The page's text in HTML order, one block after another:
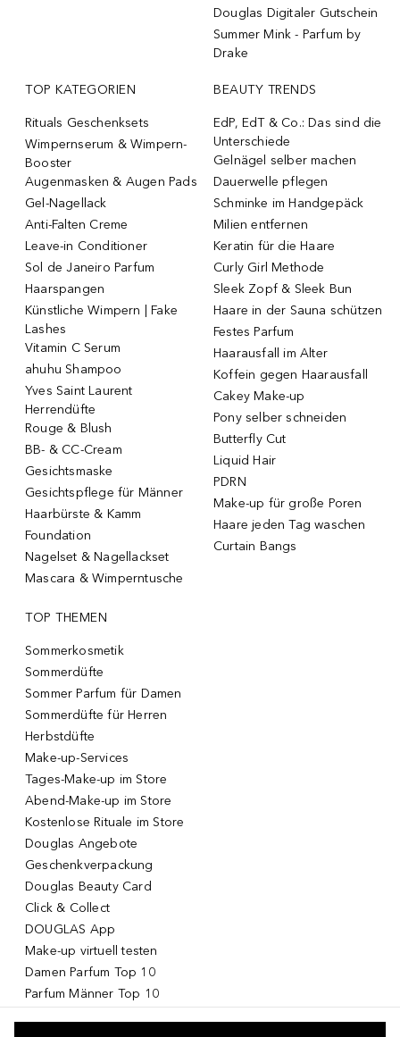
Douglas Digitaler Gutschein
Summer Mink - Parfum by
Drake
TOP KATEGORIEN
Rituals Geschenksets
Wimpernserum & Wimpern-
Booster
Augenmasken & Augen Pads
Gel-Nagellack
Anti-Falten Creme
Leave-in Conditioner
Sol de Janeiro Parfum
Haarspangen
Künstliche Wimpern | Fake
Lashes
Vitamin C Serum
ahuhu Shampoo
Yves Saint Laurent
Herrendüfte
Rouge & Blush
BB- & CC-Cream
Gesichtsmaske
Gesichtspflege für Männer
Haarbürste & Kamm
Foundation
Nagelset & Nagellackset
Mascara & Wimperntusche
BEAUTY TRENDS
EdP, EdT & Co.: Das sind die
Unterschiede
Gelnägel selber machen
Dauerwelle pflegen
Schminke im Handgepäck
Milien entfernen
Keratin für die Haare
Curly Girl Methode
Sleek Zopf & Sleek Bun
Haare in der Sauna schützen
Festes Parfum
Haarausfall im Alter
Koffein gegen Haarausfall
Cakey Make-up
Pony selber schneiden
Butterfly Cut
Liquid Hair
PDRN
Make-up für große Poren
Haare jeden Tag waschen
Curtain Bangs
TOP THEMEN
Sommerkosmetik
Sommerdüfte
Sommer Parfum für Damen
Sommerdüfte für Herren
Herbstdüfte
Make-up-Services
Tages-Make-up im Store
Abend-Make-up im Store
Kostenlose Rituale im Store
Douglas Angebote
Geschenkverpackung
Douglas Beauty Card
Click & Collect
DOUGLAS App
Make-up virtuell testen
Damen Parfum Top 10
Parfum Männer Top 10